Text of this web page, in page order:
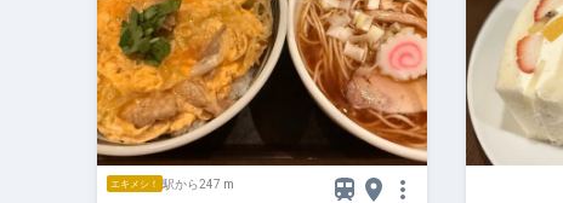
エキメシ！ 駅から247 m